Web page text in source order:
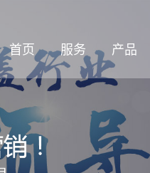
首页 服务 产品